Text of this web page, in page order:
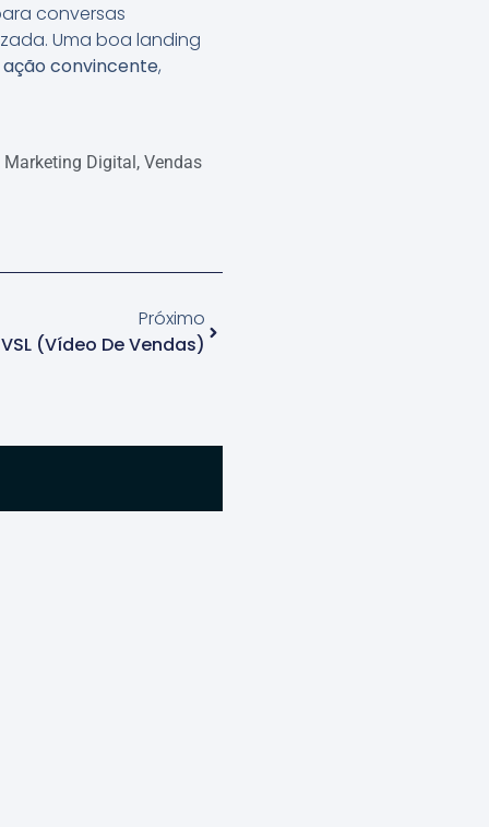
conversas
Uma boa landing
convincente,
Marketing Digital , Vendas
Próximo
VSL (Vídeo De Vendas)